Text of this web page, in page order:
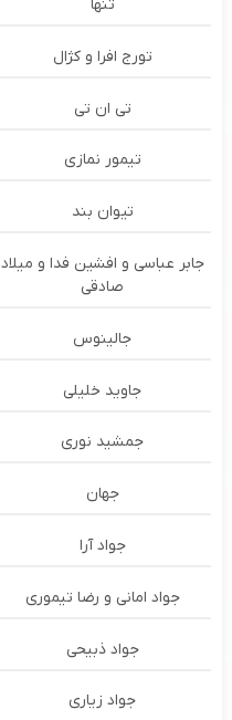
تنها
تورج افرا و کژال
تی ان تی
تیمور نمازی
تیوان بند
جابر عباسی و افشین فدا و میلاد
صادقی
جالینوس
جاوید خلیلی
جمشید نوری
جهان
جواد آرا
جواد امانی و رضا تیموری
جواد ذبیحی
جواد زیاری